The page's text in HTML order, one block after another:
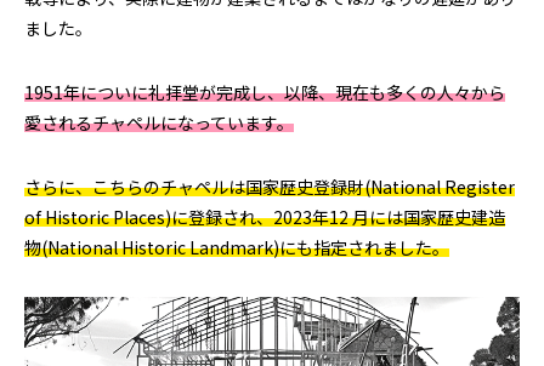
ました。
1951年についに礼拝堂が完成し、以降、現在も多くの人々から
愛されるチャペルになっています。
さらに、こちらのチャペルは国家歴史登録財(National Register
of Historic Places)に登録され、2023年12 月には国家歴史建造
物(National Historic Landmark)にも指定されました。